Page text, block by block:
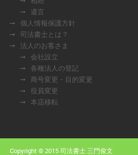
遺言
個人情報保護方針
司法書士とは？
法人のお客さま
会社設立
各種法人の登記
商号変更・目的変更
役員変更
本店移転
Copyright © 2015 司法書士 三門俊文